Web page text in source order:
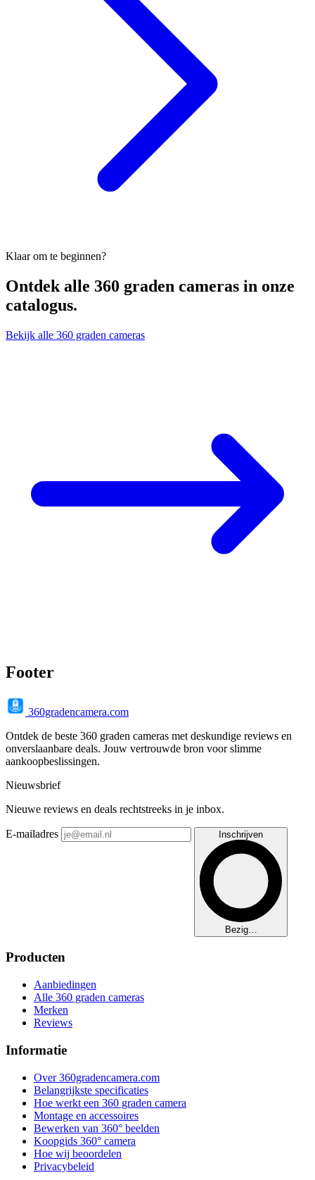
Klaar om te beginnen?
Ontdek alle 360 graden cameras in onze
catalogus.
Bekijk alle 360 graden cameras
Footer
360gradencamera.com
Ontdek de beste 360 graden cameras met deskundige reviews en
onverslaanbare deals. Jouw vertrouwde bron voor slimme
aankoopbeslissingen.
Nieuwsbrief
Nieuwe reviews en deals rechtstreeks in je inbox.
E-mailadres Inschrijven
Bezig…
Producten
Aanbiedingen
Alle 360 graden cameras
Merken
Reviews
Informatie
Over 360gradencamera.com
Belangrijkste specificaties
Hoe werkt een 360 graden camera
Montage en accessoires
Bewerken van 360° beelden
Koopgids 360° camera
Hoe wij beoordelen
Privacybeleid